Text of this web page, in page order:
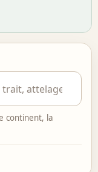
continent, la